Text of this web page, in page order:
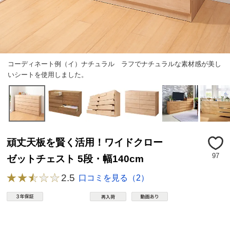
コーディネート例（イ）ナチュラル ラフでナチュラルな素材感が美し
いシートを使用しました。
頑丈天板を賢く活用！ワイドクロー
ゼットチェスト 5段・幅140cm
97
2.5 口コミを見る（2）